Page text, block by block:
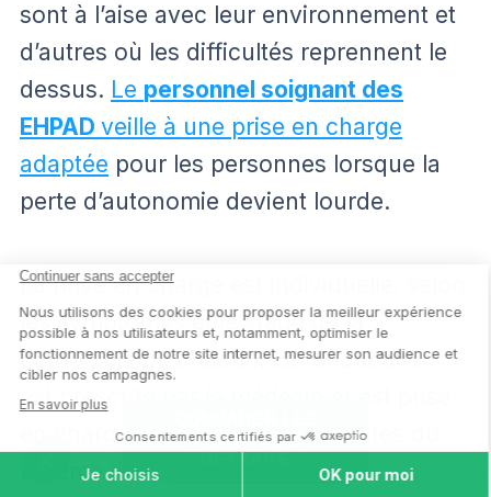
sont à l’aise avec leur environnement et
d’autres où les difficultés reprennent le
dessus. Le personnel soignant des
EHPAD veille à une prise en charge
adaptée pour les personnes lorsque la
perte d’autonomie devient lourde.
La prise en charge est individuelle, selon
les symptômes et le stade de la
pathologie de chacun. La rééducation
est prescrite par le médecin et est prise
en charge à 100 %, dans les limites du
barème de la
Sécurité sociale.
MAISONS DE